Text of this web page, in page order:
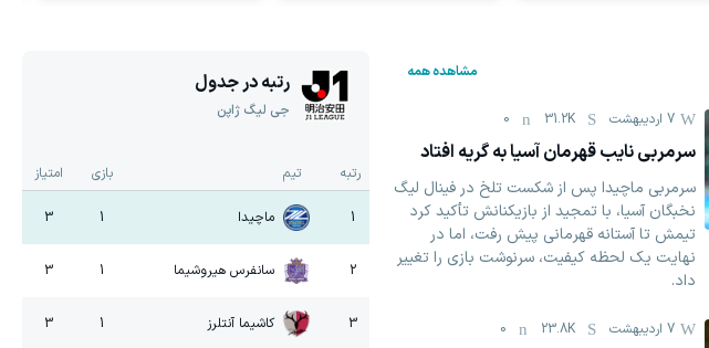
مشاهده همه
7 اردیبهشت 31.2K
0
سرمربی نایب قهرمان آسیا به گریه افتاد
سرمربی ماچیدا پس از شکست تلخ در فینال لیگ
نخبگان آسیا، با تمجید از بازیکنانش تأکید کرد
تیمش تا آستانه قهرمانی پیش رفت، اما در
نهایت یک لحظه کیفیت، سرنوشت بازی را تغییر
داد.
7 اردیبهشت 23.8K
0
رتبه در جدول
جی لیگ ژاپن
رتبه تیم بازی امتیاز
1 ماچیدا 1
3
2 سانفرس هیروشیما 1
3
3 کاشیما آنتلرز 1
3